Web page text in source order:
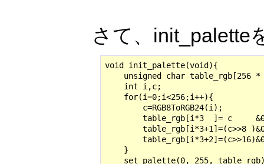
さて、init_palette
void init_palette(void){
unsigned char table_rgb[256 *
    int i,c;
    for(i=0;i<256;i++){
        c=RGB8ToRGB24(i);
table_rgb[i*3  ]= c
table_rgb[i*3+1]=(c>>8
    }
set_palette(0, 255,